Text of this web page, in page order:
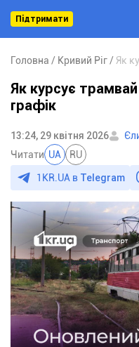
Підтримати
Головна Кривий Ріг
Як курсує
графік
13:24, 29 квітня 2026
Читати UA RU
1KR.UA в Telegram